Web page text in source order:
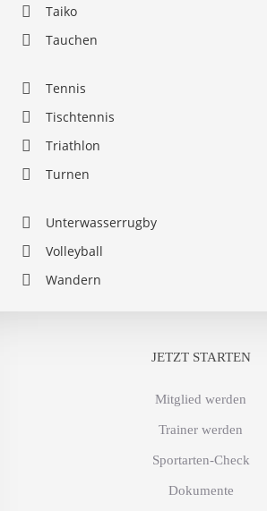
Taiko
Tauchen
Tennis
Tischtennis
Triathlon
Turnen
Unterwasserrugby
Volleyball
Wandern
JETZT STARTEN
Mitglied werden
Trainer werden
Sportarten-Check
Dokumente